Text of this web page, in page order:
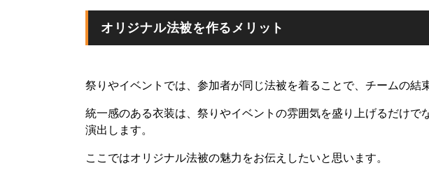
オリジナル法被を作るメリット
祭りやイベントでは、参加者が同じ法被を着ることで、チームの結
統一感のある衣装は、祭りやイベントの雰囲気を盛り上げるだけで
演出します。
ここではオリジナル法被の魅力をお伝えしたいと思います。